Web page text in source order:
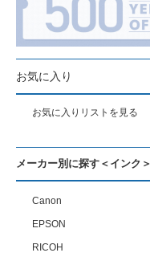
お気に入り
お気に入りリストを見る
メーカー別に探す＜インク＞
Canon
EPSON
RICOH